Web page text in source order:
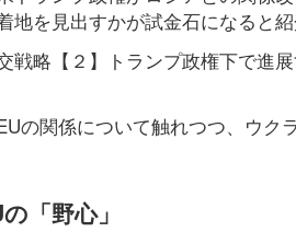
を見出すかが試金石になると紹
戦略【２】トランプ政権下で進
の関係について触れつつ、ウ
「野心」